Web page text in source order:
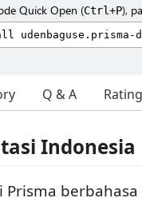
Quick Open (Ctrl+P),
Q & A
Indonesia